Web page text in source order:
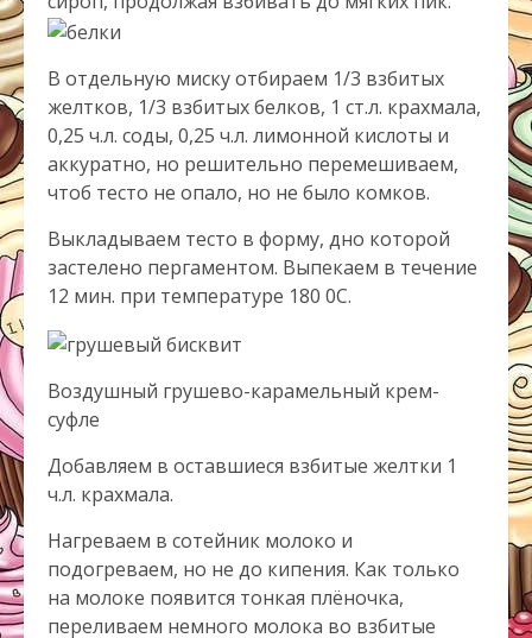
В отдельную миску отбираем 1/3 взбитых
желтков, 1/3 взбитых белков, 1 ст.л. крахмала,
0,25 ч.л. соды, 0,25 ч.л. лимонной кислоты и
аккуратно, но решительно перемешиваем,
чтоб тесто не опало, но не было комков.
Выкладываем тесто в форму, дно которой
застелено пергаментом. Выпекаем в течение
12 мин. при температуре 180 0С.
Воздушный грушево-карамельный крем-
суфле
Добавляем в оставшиеся взбитые желтки 1
ч.л. крахмала.
Нагреваем в сотейник молоко и
подогреваем, но не до кипения. Как только
на молоке появится тонкая плёночка,
переливаем немного молока во взбитые